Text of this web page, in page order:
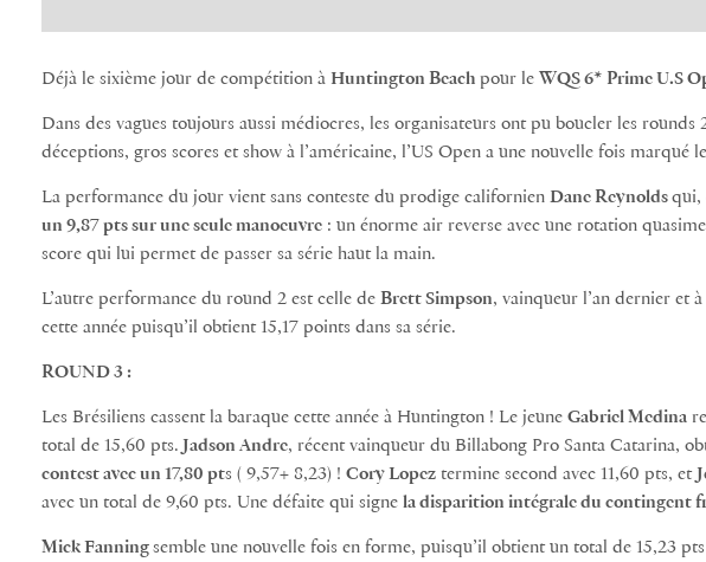
Déjà le sixième jour de compétition à Huntington Beach pour le WQS 6* Prime U.S
Dans des vagues toujours aussi médiocres, les organisateurs ont pu boucler les rounds
déceptions, gros scores et show à l’américaine, l’US Open a une nouvelle fois marqué
La performance du jour vient sans conteste du prodige californien Dane Reynoldsqui,
un 9,87 pts sur une seule manoeuvre : un énorme air reverse avec une rotation
score qui lui permet de passer sa série haut la main.
L’autre performance du round 2 est celle de Brett Simpson, vainqueur l’an dernier et
cette année puisqu’il obtient 15,17 points dans sa série.
ROUND 3 :
Les Brésiliens cassent la baraque cette année à Huntington ! Le jeune Gabriel Medina
total de 15,60 pts. Jadson Andre, récent vainqueur du Billabong Pro Santa Catarina,
contest avec un 17,80 pts ( 9,57+ 8,23) ! Cory Lopez termine second avec 11,60 pts, et
avec un total de 9,60 pts. Une défaite qui signe la disparition intégrale du contingent
Mick Fanningsemble une nouvelle fois en forme, puisqu’il obtient un total de 15,23